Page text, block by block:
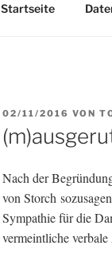
Startseite
VERÖFFENTLICHT
AM
02/11/2016 VON
Nach der
von Storch
Sympathie für die
vermeintliche